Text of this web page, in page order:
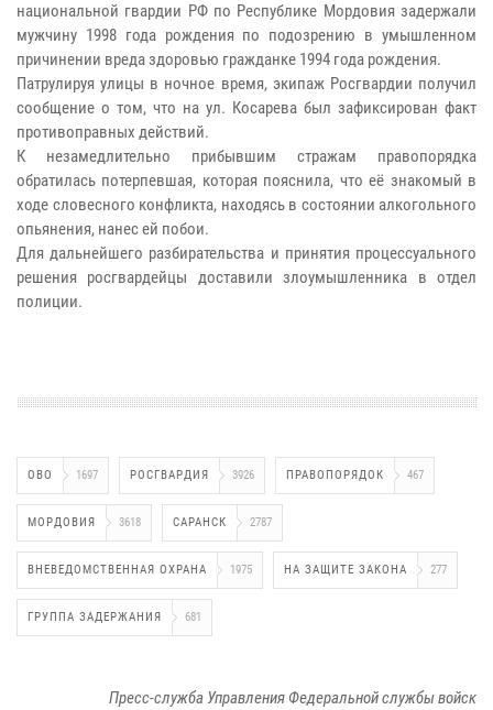
национальной гвардии РФ по Республике Мордовия задержали
мужчину 1998 года рождения по подозрению в умышленном
причинении вреда здоровью гражданке 1994 года рождения.
Патрулируя улицы в ночное время, экипаж Росгвардии получил
сообщение о том, что на ул. Косарева был зафиксирован факт
противоправных действий.
К незамедлительно прибывшим стражам правопорядка
обратилась потерпевшая, которая пояснила, что её знакомый в
ходе словесного конфликта, находясь в состоянии алкогольного
опьянения, нанес ей побои.
Для дальнейшего разбирательства и принятия процессуального
решения росгвардейцы доставили злоумышленника в отдел
полиции.
ОВО 1697 РОСГВАРДИЯ 3926 ПРАВОПОРЯДОК 467
МОРДОВИЯ 3618 САРАНСК 2787
ВНЕВЕДОМСТВЕННАЯ ОХРАНА 1975 НА ЗАЩИТЕ ЗАКОНА 277
ГРУППА ЗАДЕРЖАНИЯ 681
Пресс-служба Управления Федеральной службы войск